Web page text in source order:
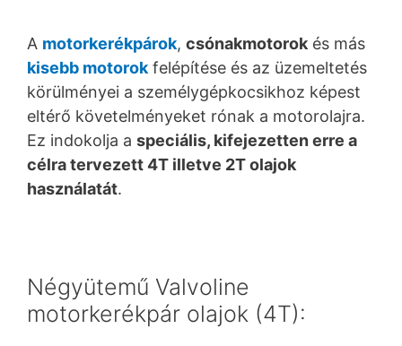
A motorkerékpárok, csónakmotorok és más
kisebb motorok felépítése és az üzemeltetés
körülményei a személygépkocsikhoz képest
eltérő követelményeket rónak a motorolajra.
Ez indokolja a speciális, kifejezetten erre a
célra tervezett 4T illetve 2T olajok
használatát.
Négyütemű Valvoline
motorkerékpár olajok (4T):